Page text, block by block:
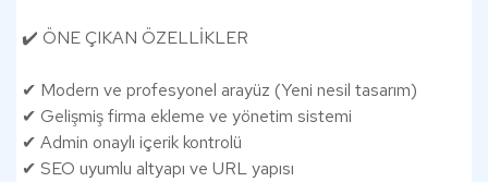
✔️ ÖNE ÇIKAN ÖZELLİKLER
✔ Modern ve profesyonel arayüz (Yeni nesil tasarım)
✔ Gelişmiş firma ekleme ve yönetim sistemi
✔ Admin onaylı içerik kontrolü
✔ SEO uyumlu altyapı ve URL yapısı